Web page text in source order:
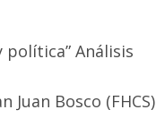
Análisis
Juan Bosco (FHCS)